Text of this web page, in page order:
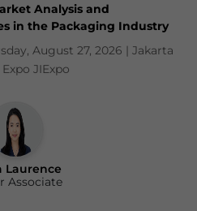
Analysis and
in the Packaging Industry
August 27, 2026 | Jakarta
JIExpo
Laurence
Associate